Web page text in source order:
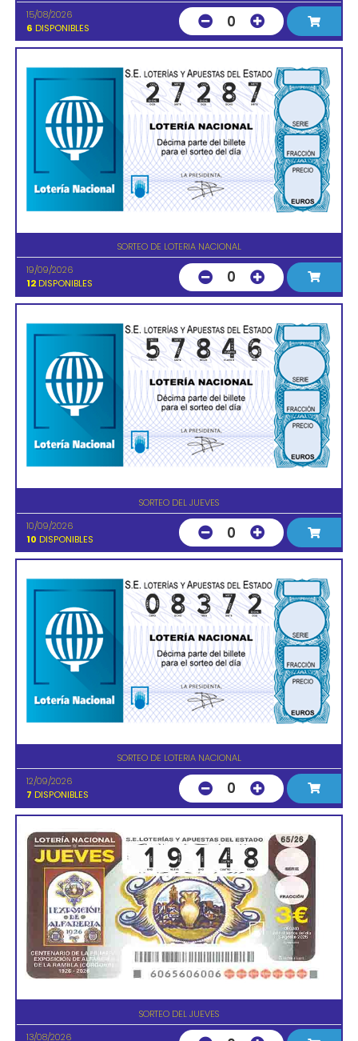
15/08/2026
6 DISPONIBLES 0
SORTEO DE LOTERIA NACIONAL
19/09/2026
12 DISPONIBLES 0
SORTEO DEL JUEVES
10/09/2026
10 DISPONIBLES 0
SORTEO DE LOTERIA NACIONAL
12/09/2026
7 DISPONIBLES 0
SORTEO DEL JUEVES
13/08/2026